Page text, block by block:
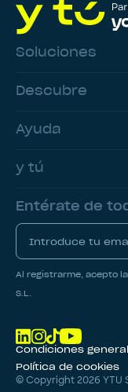
Soluciones
Descubre
Ayuda
y tú
Entérate de
Al registrarme, acepto
S.L.
Condiciones
Política de cookies
© Copyright2026 YTU